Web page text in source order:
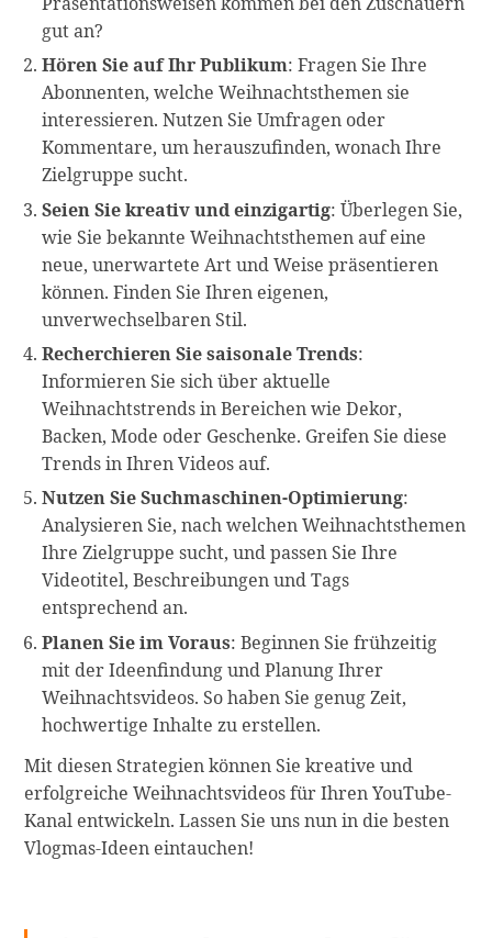
gut an?
Hören Sie auf Ihr Publikum: Fragen Sie Ihre
Abonnenten, welche Weihnachtsthemen sie
interessieren. Nutzen Sie Umfragen oder
Kommentare, um herauszufinden, wonach Ihre
Zielgruppe sucht.
Seien Sie kreativ und einzigartig: Überlegen Sie,
wie Sie bekannte Weihnachtsthemen auf eine
neue, unerwartete Art und Weise präsentieren
können. Finden Sie Ihren eigenen,
unverwechselbaren Stil.
Recherchieren Sie saisonale Trends:
Informieren Sie sich über aktuelle
Weihnachtstrends in Bereichen wie Dekor,
Backen, Mode oder Geschenke. Greifen Sie diese
Trends in Ihren Videos auf.
Nutzen Sie Suchmaschinen-Optimierung:
Analysieren Sie, nach welchen Weihnachtsthemen
Ihre Zielgruppe sucht, und passen Sie Ihre
Videotitel, Beschreibungen und Tags
entsprechend an.
Planen Sie im Voraus: Beginnen Sie frühzeitig
mit der Ideenfindung und Planung Ihrer
Weihnachtsvideos. So haben Sie genug Zeit,
hochwertige Inhalte zu erstellen.
Mit diesen Strategien können Sie kreative und
erfolgreiche Weihnachtsvideos für Ihren YouTube-
Kanal entwickeln. Lassen Sie uns nun in die besten
Vlogmas-Ideen eintauchen!